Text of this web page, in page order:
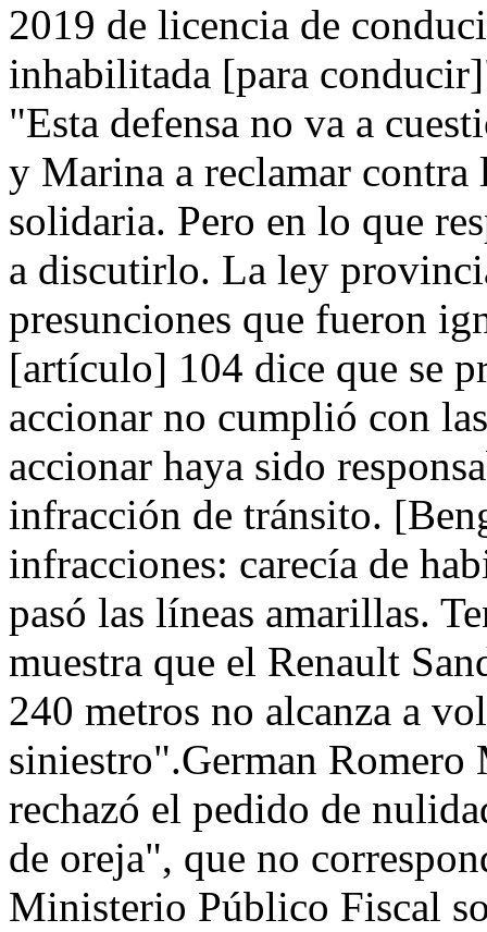
2019 de licencia de
inhabilitada [para
"Esta defensa no va a
y Marina a reclamar contra
solidaria. Pero en lo que
a discutirlo. La ley
presunciones que fueron
[artículo] 104 dice que se
accionar no cumplió con
accionar haya sido
infracción de tránsito.
infracciones: carecía de
pasó las líneas amarillas.
muestra que el Renault
240 metros no alcanza a
siniestro".German Romero
rechazó el pedido de
de oreja", que no
Ministerio Público Fiscal